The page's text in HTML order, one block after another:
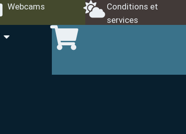
Webcams
Conditions et
services